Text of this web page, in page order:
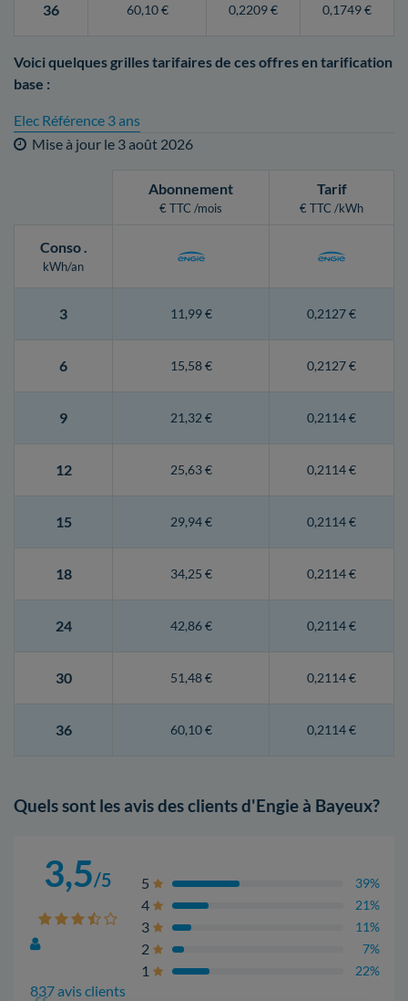
36 60,10 € 0,2209 € 0,1749 €
Voici quelques grilles tarifaires de ces offres en tarification
base :
Elec Référence 3 ans
Mise à jour le 3 août 2026
Abonnement
€ TTC /mois
Tarif
€ TTC /kWh
Conso.
kWh/an
3 11,99 € 0,2127 €
6 15,58 € 0,2127 €
9 21,32 € 0,2114 €
12 25,63 € 0,2114 €
15 29,94 € 0,2114 €
18 34,25 € 0,2114 €
24 42,86 € 0,2114 €
30 51,48 € 0,2114 €
36 60,10 € 0,2114 €
Quels sont les avis des clients d'Engie à Bayeux?
3,5/5
837 avis clients
5 39%
4 21%
3 11%
2 7%
1 22%